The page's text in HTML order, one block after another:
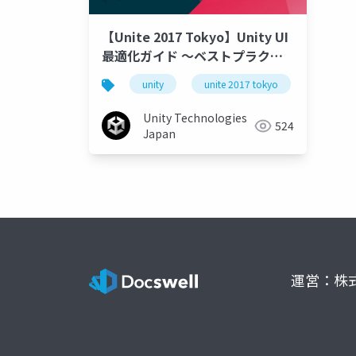
【Unite 2017 Tokyo】Unity UI
最適化ガイド 〜ベストプラクテ
ィスと新機能
unity unite 2017 tokyo
Unity Technologies
Japan
524
運営：株